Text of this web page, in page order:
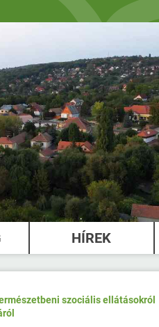
HÍREK
szociális ellátásokról